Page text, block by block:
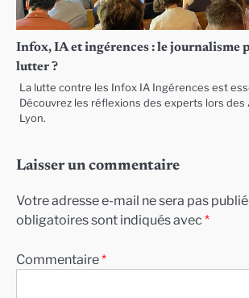
Infox, IA et ingérences : le journalisme
lutter ?
La lutte contre les Infox IA Ingérences est
Découvrez les réflexions des experts lors des
Lyon.
Laisser un commentaire
Votre adresse e-mail ne sera pas
obligatoires sont indiqués avec *
Commentaire*